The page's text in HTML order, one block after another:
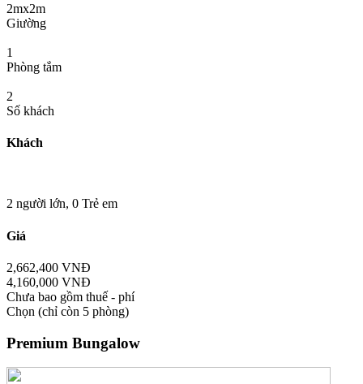
2mx2m
Giường
1
Phòng tắm
2
Số khách
Khách
2 người lớn, 0 Trẻ em
Giá
2,662,400 VNĐ
4,160,000 VNĐ
Chưa bao gồm thuế - phí
Chọn (chỉ còn 5 phòng)
Premium Bungalow